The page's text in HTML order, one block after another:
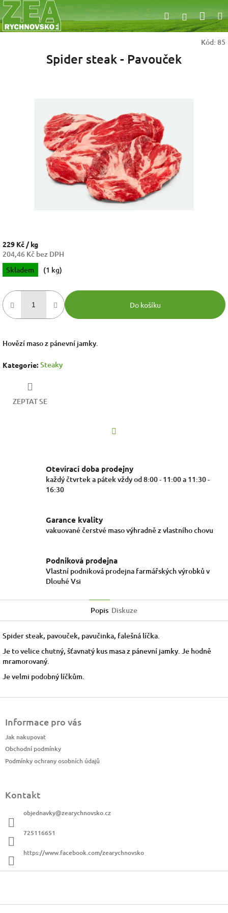
Přejít
na
obsah
HledatPřihlášení
Kód: 85
Spider steak - Pavouček
229 Kč / kg
204,46 Kč bez DPH
Měrná
cena:
Skladem (1 kg)
Do košíku
Hovězí maso z pánevní jamky.
Kategorie: Steaky
ZEPTAT SE
Otevírací doba prodejny
každý čtvrtek a pátek vždy od 8:00 - 11:00 a 11:30 -
16:30
Garance kvality
vakuované čerstvé maso výhradně z vlastního chovu
Podniková prodejna
Vlastní podniková prodejna farmářských výrobků v
Dlouhé Vsi
Popis Diskuze
Spider steak, pavouček, pavučinka, falešná líčka.
Je to velice chutný, šťavnatý kus masa z pánevní jamky. Je hodně
mramorovaný.
Je velmi podobný líčkům.
Informace pro vás
Jak nakupovat
Obchodní podmínky
Podmínky ochrany osobních údajů
Kontakt
objednavky@zearychnovsko.cz
725116651
https://www.facebook.com/zearychnovsko